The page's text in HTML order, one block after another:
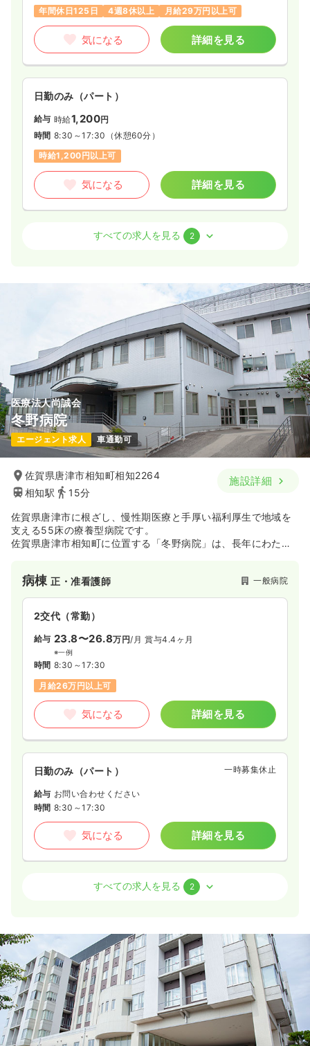
年間休日125日
4週8休以上 月給29万円以上可
気になる 詳細を見る
日勤のみ（パート）
給与 時給1,200円
時間 8:30～17:30 （休憩60分）
時給1,200円以上可
気になる 詳細を見る
正・准看護師
賞与3.5ヶ月
（休憩60分）
年間休日125日
4週8休以上
月給26万円以上可
気になる 詳細を見る
日勤のみ（パート） 一時募集休止
給与 時給1,200円
時間 8:30～17:30
日祝休み
時給1,200円以上可
気になる 詳細を見る
すべての求人を見る 2
医療法人尚誠会
冬野病院
エージェント求人 車通勤可
佐賀県唐津市相知町相知2264
相知駅
15分
施設詳細
佐賀県唐津市に根ざし、慢性期医療と手厚い福利厚生で地域を
支える55床の療養型病院です。
佐賀県唐津市相知町に位置する「冬野病院」は、長年にわたり
臓内科、胃腸内科を標榜し、生活リハビリテーションを含めた
包括的なケアに注力しています。急性期治療を終えた患者さん
の受け皿として、また地域住民の健やかな生活を守る「かかり
つけ医」として、一人ひとりに寄り添った温かな医療を提供し
ています。
病棟正・准看護師 一般病院
2交代（常勤）
給与 23.8〜26.8万円/月 賞与4.4ヶ月
※一例
時間 8:30～17:30
月給26万円以上可
気になる 詳細を見る
日勤のみ（パート） 一時募集休止
給与 お問い合わせください
時間 8:30～17:30
気になる 詳細を見る
正・准看護師
19.0〜21.0 万円/月 賞与4.4ヶ月
※一例
時間 8:30～17:30
日祝休み
月給21万円以上可
気になる 詳細を見る
すべての求人を見る 2